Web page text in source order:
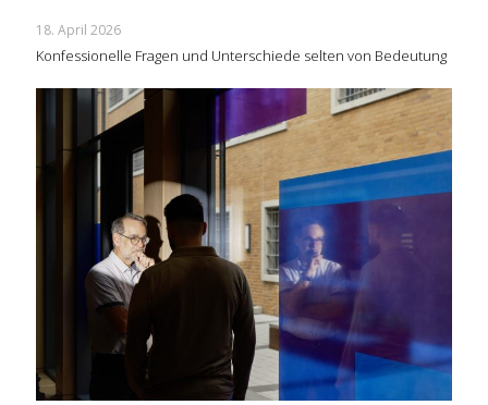
18. April 2026
Konfessionelle Fragen und Unterschiede selten von Bedeutung